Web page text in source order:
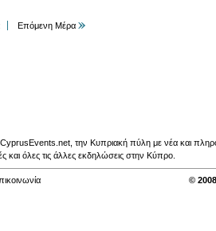
Επόμενη Μέρα
την Κυπριακή πύλη με νέα και
και όλες τις άλλες εκδηλώσεις στην Κύπρο.
©